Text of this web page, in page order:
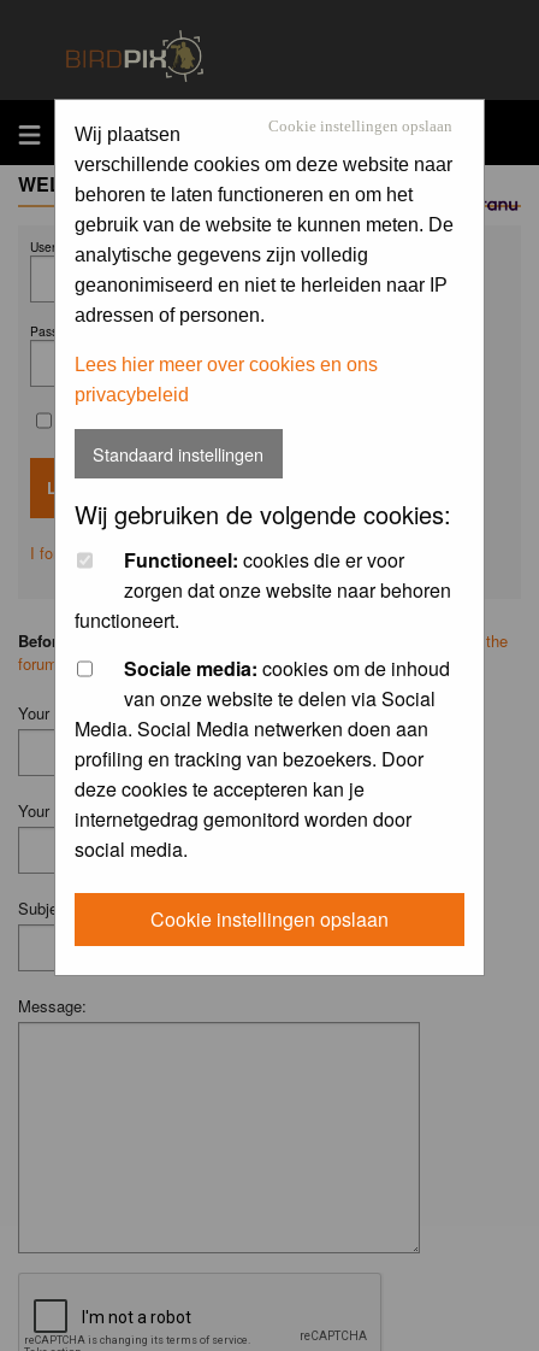
MENU
Sponsored by
Cookie instellingen opslaan
Wij plaatsen
verschillende cookies om deze website naar
behoren te laten functioneren en om het
gebruik van de website te kunnen meten. De
analytische gegevens zijn volledig
geanonimiseerd en niet te herleiden naar IP
adressen of personen.
Lees hier meer over cookies en ons
privacybeleid
Standaard instellingen
Wij gebruiken de volgende cookies:
Functioneel: cookies die er voor
zorgen dat onze website naar behoren
functioneert.
Sociale media: cookies om de inhoud
van onze website te delen via Social
Media. Social Media netwerken doen aan
profiling en tracking van bezoekers. Door
deze cookies te accepteren kan je
internetgedrag gemonitord worden door
social media.
Cookie instellingen opslaan
WELCOME GUEST
Username:
Password:
I forgot my password
Before you ask your question:
search on the
forum
first.
Your Name (Fill in your username if you have one):
Your Email:
Subject:
Message: